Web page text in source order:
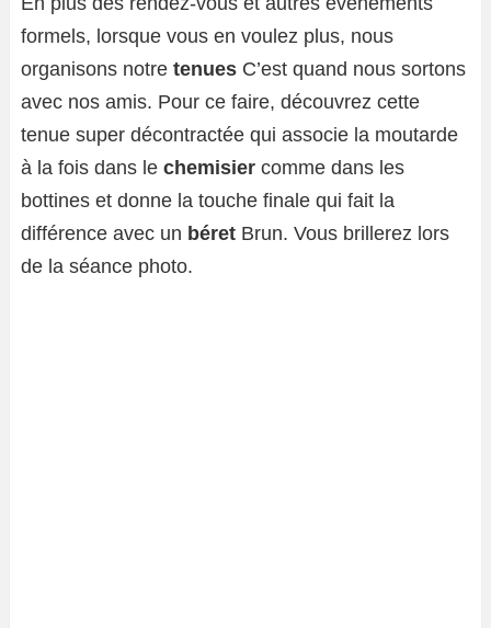
formels, lorsque vous en voulez plus, nous
organisons notre tenues C’est quand nous sortons
avec nos amis. Pour ce faire, découvrez cette
tenue super décontractée qui associe la moutarde
à la fois dans le chemisier comme dans les
bottines et donne la touche finale qui fait la
différence avec un béret Brun. Vous brillerez lors
de la séance photo.